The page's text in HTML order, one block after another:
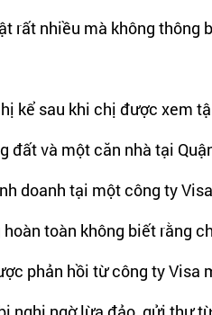
rất nhiều mà không
kể sau khi chị được xem
đất và một căn nhà tại
doanh tại một công ty
toàn không biết rằng
phản hồi từ công ty